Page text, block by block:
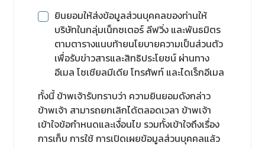
ยินยอมให้ส่งข้อมูลส่วนบุคคลของท่านให้
บริษัทในกลุ่มเน็กซเตอร์ ลีฟวิ่ง และพันธมิตร
ตามตารางแนบท้ายนโยบายความเป็นส่วนตัว
เพื่อรับข่าวสารและสิทธิประโยชน์ ผ่านทาง
อีเมล โซเชียลมีเดีย โทรศัพท์ และไดเร็กอีเมล
ทั้งนี้ ข้าพเจ้ารับทราบว่า ความยินยอมดังกล่าว
ข้าพเจ้า สามารถยกเลิกได้ตลอดเวลา ข้าพเจ้า
เข้าใจข้อกำหนดและเงื่อนไข รวมทั้งเข้าใจถึงเรื่อง
การเก็บ การใช้ การเปิดเผยข้อมูลส่วนบุคคลแล้ว